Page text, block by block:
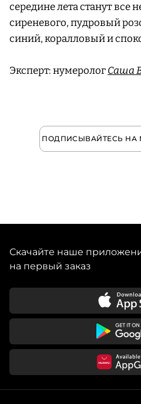
середине лета станут все
сиреневого, пудровый
синий, коралловый и
​​Эксперт: нумерологСаша
ПОДПИСЫВАЙТЕСЬ НА
Скачайте наше
на первый заказ